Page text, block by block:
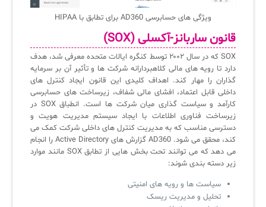
ویژگی های حسابرسی AD360 برای تطابق با HIPAA
قانون ساربانز-آکسلی (SOX)
SOX که در سال ۲۰۰۲ توسط کنگره ایالات متحده معرفی شد، هدف
دارد تا رویه های مالی کلاهبردارانه شرکت ها و تأثیر آن بر سرمایه
گذاران را مهار کند. اهداف کلیدی این قانون ایجاد کنترل های
داخلی قابل اعتماد، افشای مالی شفاف، زیرساخت های حسابرسی
کارآمد و سیاست گذاری میان شرکت ها است. انطباق SOX در
زیرساخت فناوری اطلاعات با ایجاد سیستم مدیریت هویت و
دسترسی مناسب که به مدیریت کنترل های داخلی شرکت کمک می
کند، محقق می شود. AD360 گزارش های Active Directory را انجام
می دهد که می توانند تحت بخش هایی از تطابق SOX مانند موارد
زیر دسته بندی شوند:
سیاست ها و رویه های امنیتی
تحلیل و مدیریت ریسک